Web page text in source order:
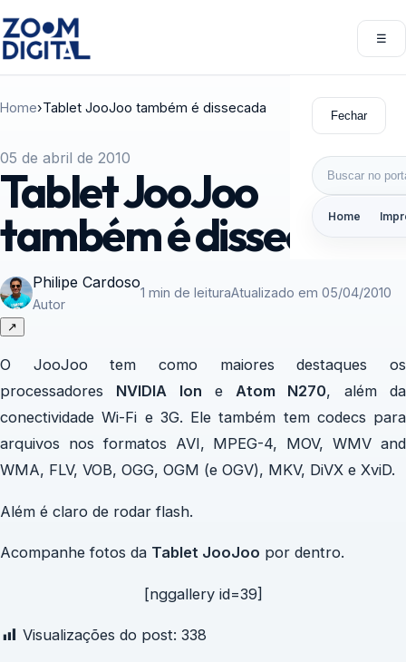
☰
Fechar
Buscar por:
Home
Home›Tablet JooJoo também é dissecada
05 de abril de 2010
Tablet JooJoo
também é dissecada
Philipe Cardoso
Autor
1 min de leituraAtualizado em 05/04/2010
↗
O JooJoo tem como maiores destaques os
processadores NVIDIA Ion eAtom N270, além da
conectividade Wi-Fi e 3G. Ele também tem codecs para
arquivos nos formatos AVI, MPEG-4, MOV, WMV and
WMA, FLV, VOB, OGG, OGM (e OGV), MKV, DiVX e XviD.
Além é claro de rodar flash.
Acompanhe fotos da Tablet JooJoo por dentro.
[nggallery id=39]
Visualizações do post: 338